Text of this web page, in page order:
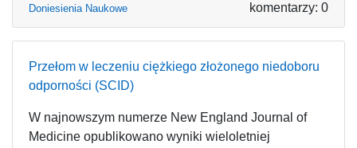
Doniesienia Naukowe komentarzy: 0
Przełom w leczeniu ciężkiego złożonego niedoboru
odporności (SCID)
W najnowszym numerze New England Journal of
Medicine opublikowano wyniki wieloletniej